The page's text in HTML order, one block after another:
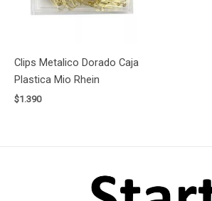
Clips Metalico Dorado Caja
Plastica Mio Rhein
$1.390